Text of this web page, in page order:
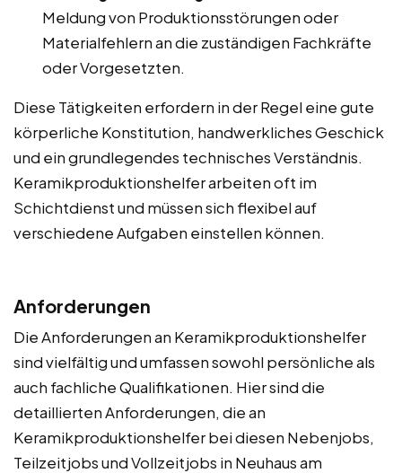
Meldung von Produktionsstörungen oder
Materialfehlern an die zuständigen Fachkräfte
oder Vorgesetzten.
Diese Tätigkeiten erfordern in der Regel eine gute
körperliche Konstitution, handwerkliches Geschick
und ein grundlegendes technisches Verständnis.
Keramikproduktionshelfer arbeiten oft im
Schichtdienst und müssen sich flexibel auf
verschiedene Aufgaben einstellen können.
Anforderungen
Die Anforderungen an Keramikproduktionshelfer
sind vielfältig und umfassen sowohl persönliche als
auch fachliche Qualifikationen. Hier sind die
detaillierten Anforderungen, die an
Keramikproduktionshelfer bei diesen Nebenjobs,
Teilzeitjobs und Vollzeitjobs in Neuhaus am